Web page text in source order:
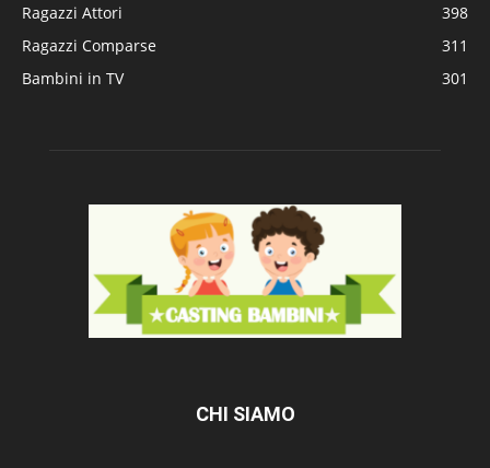
Ragazzi Attori
398
Ragazzi Comparse
311
Bambini in TV
301
CHI SIAMO